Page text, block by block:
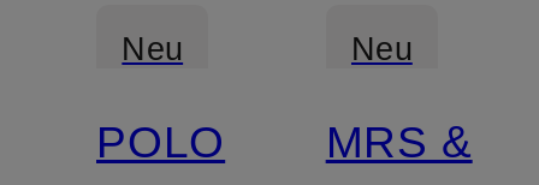
Neu
POLO
Neu
Zertifiziert
MRS &